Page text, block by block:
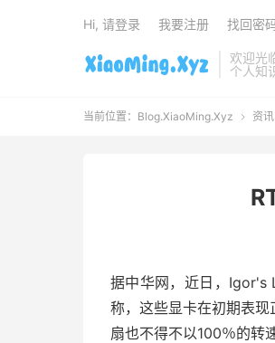
欢迎光
个人知
Hi, 请登录 我要注册 找回密
当前位置： Blog.XiaoMing.Xyz  资讯
据中华网，近日，Igor's
称，这些显卡在初期表
扇也不得不以100％的转